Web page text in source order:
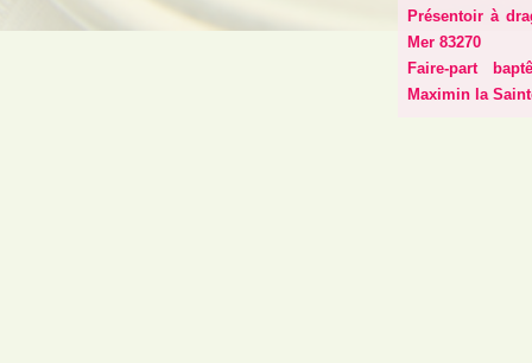
Présentoir à
Mer 83270
Faire-part
Maximin la